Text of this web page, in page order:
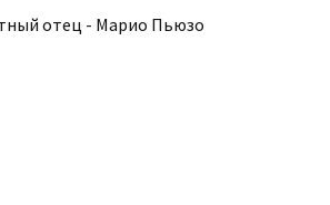
отец - Марио Пьюзо